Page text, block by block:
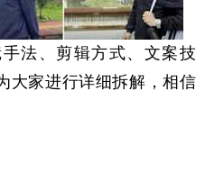
、剪辑方式、文案技
大家进行详细拆解，相信